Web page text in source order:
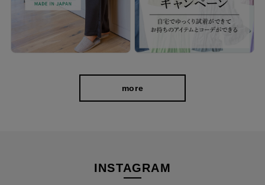
more
INSTAGRAM